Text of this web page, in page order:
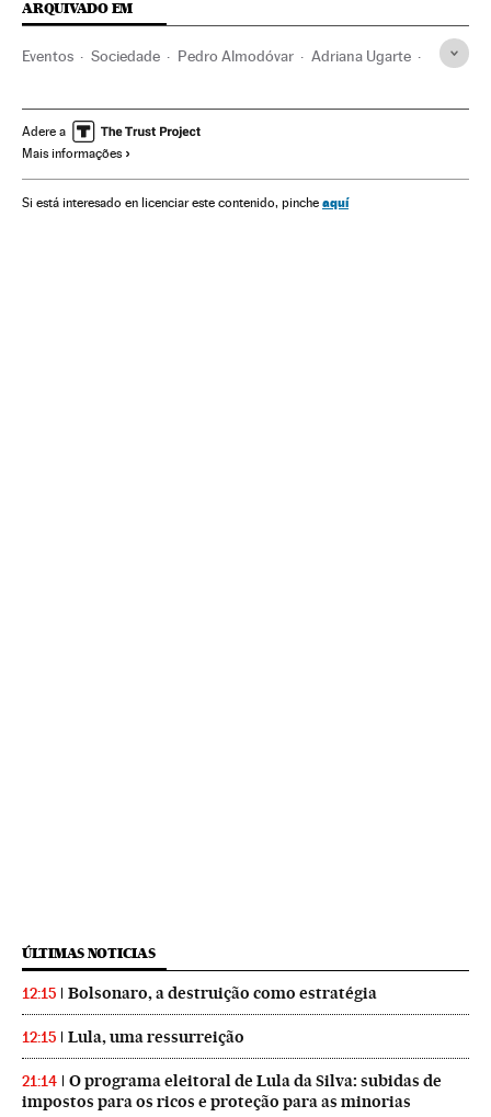
ARQUIVADO EM
Eventos Sociedade Pedro Almodóvar Adriana Ugarte
Prêmios Nobel Filmes Prêmios cultura
Susi Sánchez
Prêmios literários Literatura Cultura
Adere a
Mais informações
Si está interesado en licenciar este contenido, pinche aquí
ÚLTIMAS NOTICIAS
12:15 Bolsonaro, a destruição como estratégia
12:15 Lula, uma ressurreição
21:14
O programa eleitoral de Lula da Silva: subidas de
impostos para os ricos e proteção para as minorias